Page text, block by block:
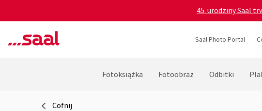
45. urodziny Saal
Saal Photo Portal
Fotoksiążka Fotoobraz Odbitki
Cofnij